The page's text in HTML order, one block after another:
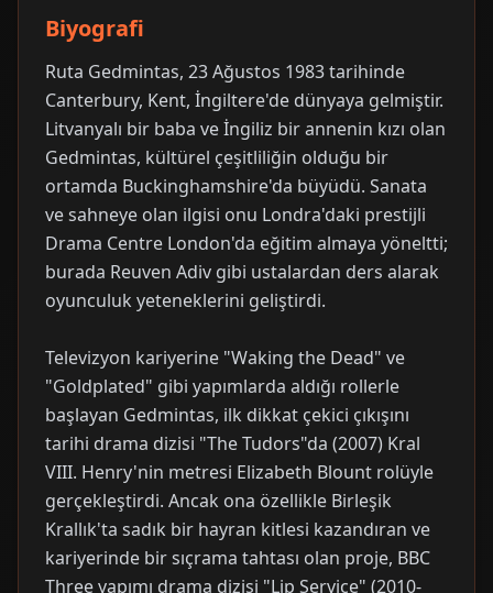
Biyografi
Ruta Gedmintas, 23 Ağustos 1983 tarihinde
Canterbury, Kent, İngiltere'de dünyaya gelmiştir.
Litvanyalı bir baba ve İngiliz bir annenin kızı olan
Gedmintas, kültürel çeşitliliğin olduğu bir
ortamda Buckinghamshire'da büyüdü. Sanata
ve sahneye olan ilgisi onu Londra'daki prestijli
Drama Centre London'da eğitim almaya yöneltti;
burada Reuven Adiv gibi ustalardan ders alarak
oyunculuk yeteneklerini geliştirdi.
Televizyon kariyerine "Waking the Dead" ve
"Goldplated" gibi yapımlarda aldığı rollerle
başlayan Gedmintas, ilk dikkat çekici çıkışını
tarihi drama dizisi "The Tudors"da (2007) Kral
VIII. Henry'nin metresi Elizabeth Blount rolüyle
gerçekleştirdi. Ancak ona özellikle Birleşik
Krallık'ta sadık bir hayran kitlesi kazandıran ve
kariyerinde bir sıçrama tahtası olan proje, BBC
Three yapımı drama dizisi "Lip Service" (2010-